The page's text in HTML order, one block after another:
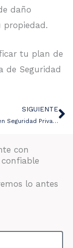
daño
propiedad.
tu plan de
de Seguridad
SIGUIENTE
Soluciones en Seguridad Privada Panamá
con
lo antes